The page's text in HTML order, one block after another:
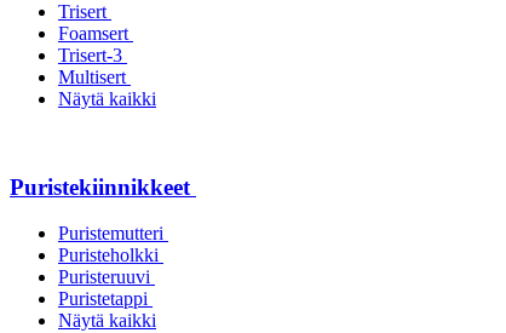
Trisert
Foamsert
Trisert-3
Multisert
Näytä kaikki
Puristekiinnikkeet
Puristemutteri
Puristeholkki
Puristeruuvi
Puristetappi
Näytä kaikki